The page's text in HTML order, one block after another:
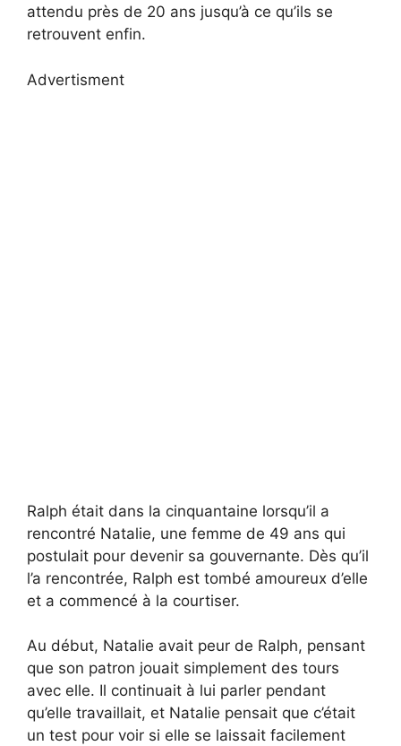
attendu près de 20 ans jusqu’à ce qu’ils se
retrouvent enfin.
Advertisment
Ralph était dans la cinquantaine lorsqu’il a
rencontré Natalie, une femme de 49 ans qui
postulait pour devenir sa gouvernante. Dès qu’il
l’a rencontrée, Ralph est tombé amoureux d’elle
et a commencé à la courtiser.
Au début, Natalie avait peur de Ralph, pensant
que son patron jouait simplement des tours
avec elle. Il continuait à lui parler pendant
qu’elle travaillait, et Natalie pensait que c’était
un test pour voir si elle se laissait facilement